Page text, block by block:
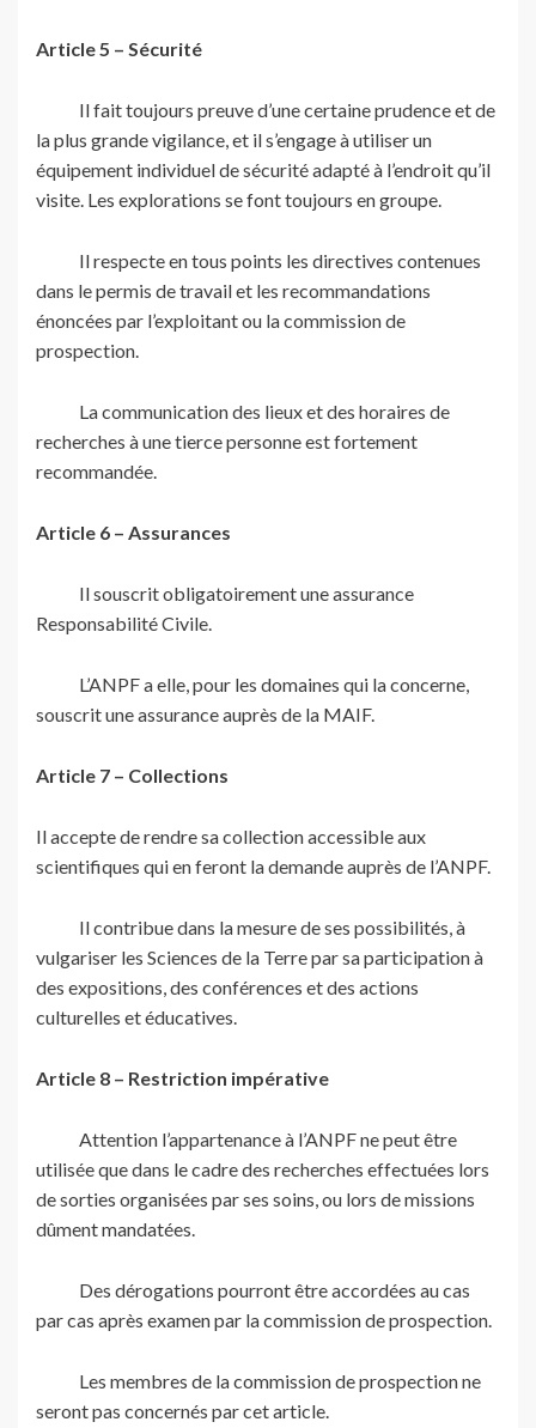
Article 5 – Sécurité
Il fait toujours preuve d’une certaine prudence et de
la plus grande vigilance, et il s’engage à utiliser un
équipement individuel de sécurité adapté à l’endroit qu’il
visite. Les explorations se font toujours en groupe.
Il respecte en tous points les directives contenues
dans le permis de travail et les recommandations
énoncées par l’exploitant ou la commission de
prospection.
La communication des lieux et des horaires de
recherches à une tierce personne est fortement
recommandée.
Article 6 – Assurances
Il souscrit obligatoirement une assurance
Responsabilité Civile.
L’ANPF a elle, pour les domaines qui la concerne,
souscrit une assurance auprès de la MAIF.
Article 7 – Collections
Il accepte de rendre sa collection accessible aux
scientifiques qui en feront la demande auprès de l’ANPF.
Il contribue dans la mesure de ses possibilités, à
vulgariser les Sciences de la Terre par sa participation à
des expositions, des conférences et des actions
culturelles et éducatives.
Article 8 – Restriction impérative
Attention l’appartenance à l’ANPF ne peut être
utilisée que dans le cadre des recherches effectuées lors
de sorties organisées par ses soins, ou lors de missions
dûment mandatées.
Des dérogations pourront être accordées au cas
par cas après examen par la commission de prospection.
Les membres de la commission de prospection ne
seront pas concernés par cet article.